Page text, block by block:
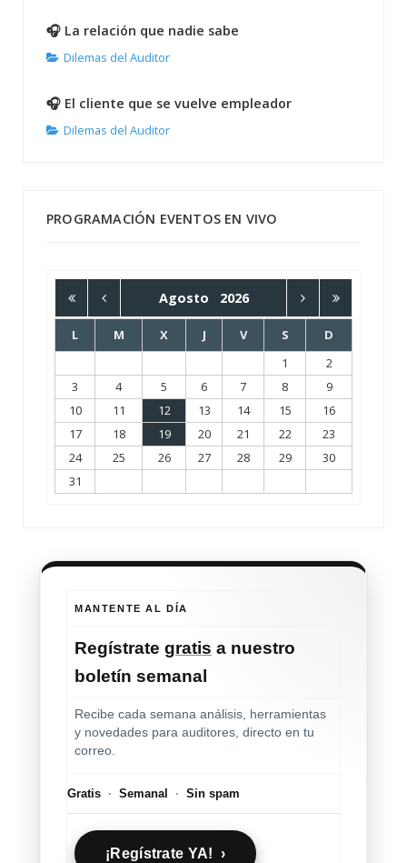
🎧 La relación que nadie sabe
Dilemas del Auditor
🎧 El cliente que se vuelve empleador
Dilemas del Auditor
PROGRAMACIÓN EVENTOS EN VIVO
Agosto 2026
L M X J V S
D
1
2
3
4 5 6 7 8
9
10
11 12 13 14 15
16
17
18 19 20 21 22
23
24
25 26 27 28 29
30
31
MANTENTE AL DÍA
Regístrate gratis a nuestro
boletín semanal
Recibe cada semana análisis, herramientas
y novedades para auditores, directo en tu
correo.
Gratis · Semanal · Sin spam
¡Regístrate YA! ›